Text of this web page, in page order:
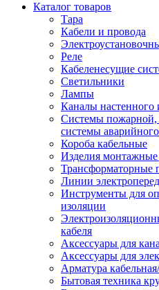
Каталог товаров
Тара
Кабели и провода
Реле
Кабеленесущие
Светильники
Лампы
Каналы настенного
Системы пожарной,
системы
Короба кабельные
Изделия
Трансформаторные
Линии
Инструменты для
изоляции
кабеля
Аксессуары для
Аксессуары для
Арматура
Бытовая техника